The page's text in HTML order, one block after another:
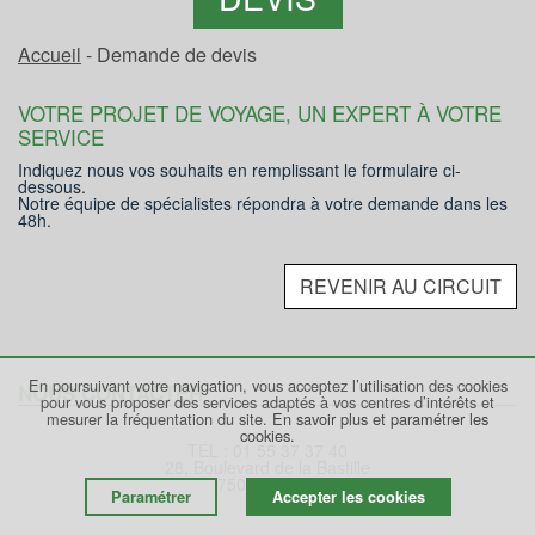
Accueil - Demande de devis
VOTRE PROJET DE VOYAGE, UN EXPERT À VOTRE
SERVICE
Indiquez nous vos souhaits en remplissant le formulaire ci-
dessous.
Notre équipe de spécialistes répondra à votre demande dans les
48h.
REVENIR AU CIRCUIT
NOUS CONTACTER
75012 PARIS
En poursuivant votre navigation, vous acceptez l’utilisation des cookies
pour vous proposer des services adaptés à vos centres d’intérêts et
mesurer la fréquentation du site. En savoir plus et paramétrer les
cookies.
Paramétrer Accepter les cookies